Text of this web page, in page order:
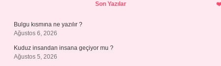
Son Yazılar
Bulgu kısmına ne yazılır ?
Ağustos 6, 2026
Kuduz insandan insana geçiyor mu ?
Ağustos 5, 2026